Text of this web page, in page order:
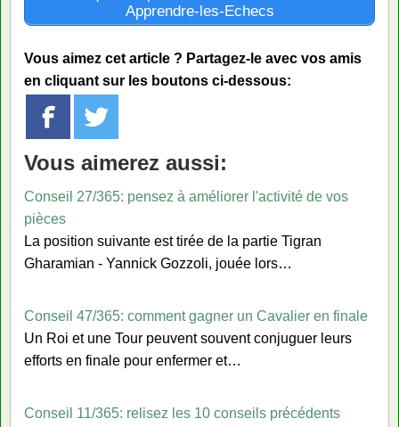
Apprendre-les-Echecs
Vous aimez cet article ? Partagez-le avec vos amis
en cliquant sur les boutons ci-dessous:
Vous aimerez aussi:
Conseil 27/365: pensez à améliorer l'activité de vos
pièces
La position suivante est tirée de la partie Tigran
Gharamian - Yannick Gozzoli, jouée lors…
Conseil 47/365: comment gagner un Cavalier en finale
Un Roi et une Tour peuvent souvent conjuguer leurs
efforts en finale pour enfermer et…
Conseil 11/365: relisez les 10 conseils précédents